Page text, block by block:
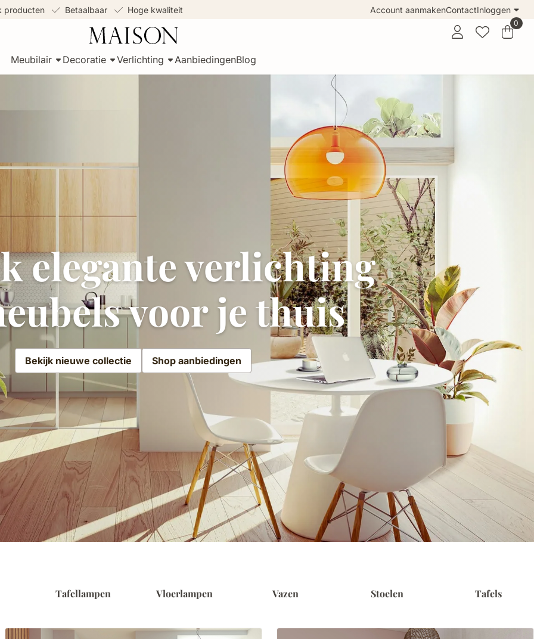
producten Betaalbaar Hoge kwaliteit Account aanmakenContactInloggen
0
Meubilair Decoratie Verlichting AanbiedingenBlog
elegante verlichting
voor je thuis
Bekijk nieuwe collectie Shop aanbiedingen
Tafellampen Vloerlampen Vazen Stoelen Tafels